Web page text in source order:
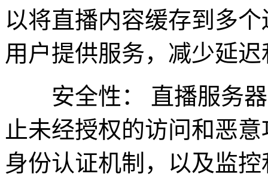
以将直播内容缓存到多
用户提供服务，减少延
安全性： 直播服务器
止未经授权的访问和恶
身份认证机制，以及监